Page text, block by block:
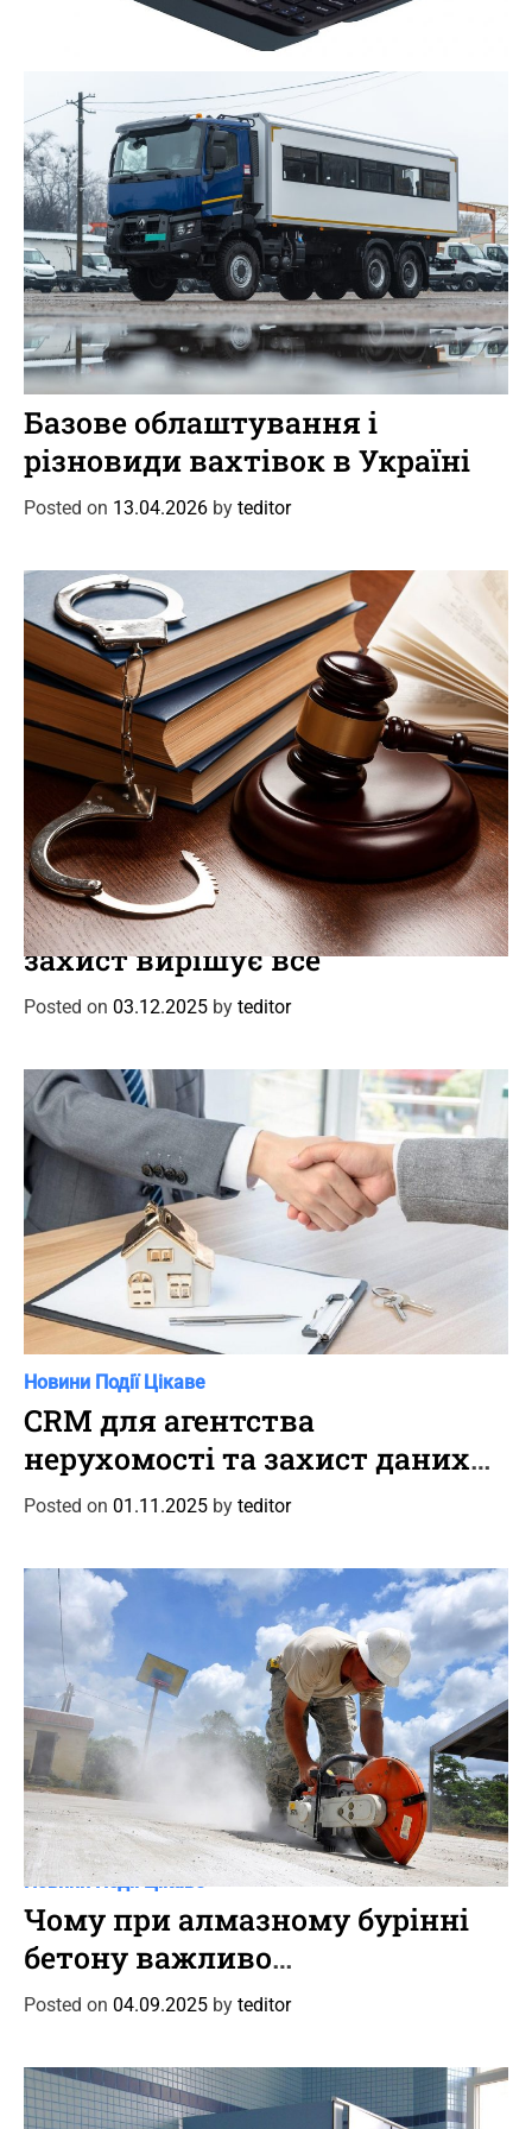
s
22.04.2026 byeditors
C
a
t
e
g
Новини Цікаве
Базове облаштування і
різновиди вахтівок в Україні
Posted on 13.04.2026 by teditor
C
a
t
e
g
e
s
Новини Події
Кримінальний адвокат: коли
захист вирішує все
Posted on 03.12.2025 by teditor
C
a
t
e
g
i
Новини Події Цікаве
CRM для агентства
нерухомості та захист даних
клієнтів
Posted on 01.11.2025 by teditor
C
a
e
g
i
e
Новини Події Цікаве
Чому при алмазному бурінні
бетону важливо
дотримуватися кутового
для точного проходження
арматури
Posted on 04.09.2025 by teditor